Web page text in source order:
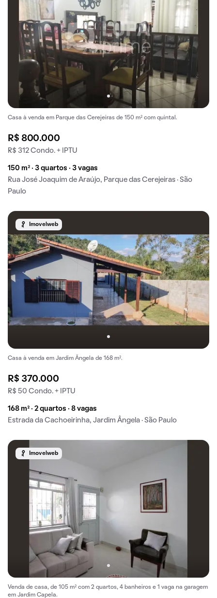
Casa à venda em Parque das Cerejeiras de 150 m² com quintal.
R$ 800.000
R$ 312 Condo. + IPTU
150 m² · 3 quartos · 3 vagas
Rua José Joaquim de Araújo, Parque das Cerejeiras · São
Paulo
Imovelweb
Casa à venda em Jardim Ângela de 168 m².
R$ 370.000
R$ 50 Condo. + IPTU
168 m² · 2 quartos · 8 vagas
Estrada da Cachoeirinha, Jardim Ângela · São Paulo
Imovelweb
Venda de casa, de 105 m² com 2 quartos, 4 banheiros e 1 vaga na garagem
em Jardim Capela.